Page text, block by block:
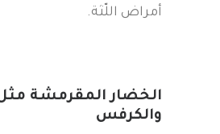
أمراض اللّثة.
الخضار المقرمشة مثل
والكرفس